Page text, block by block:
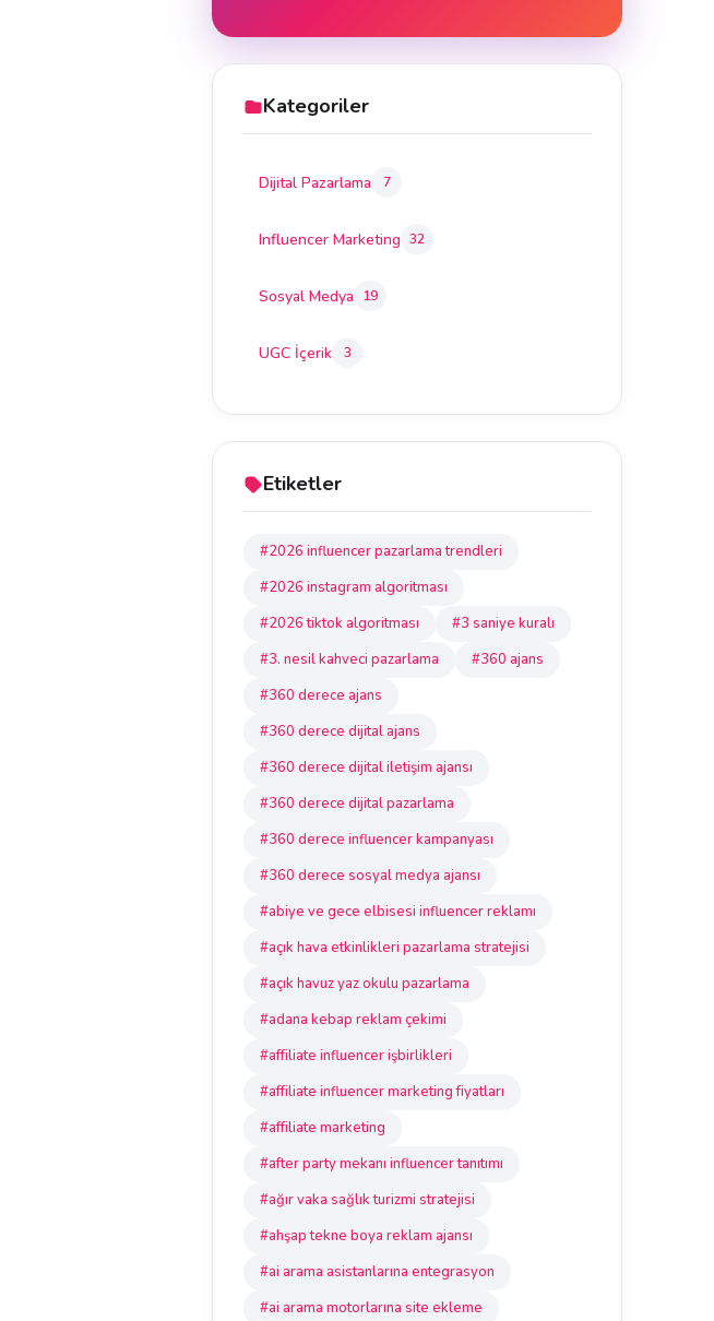
Kategoriler
Dijital Pazarlama 7
Influencer Marketing 32
Sosyal Medya 19
UGC İçerik 3
Etiketler
#2026 influencer pazarlama trendleri
#2026 instagram algoritması
#2026 tiktok algoritması
#3 saniye kuralı
#3. nesil kahveci pazarlama
#360 ajans
#360 derece ajans
#360 derece dijital ajans
#360 derece dijital iletişim ajansı
#360 derece dijital pazarlama
#360 derece influencer kampanyası
#360 derece sosyal medya ajansı
#abiye ve gece elbisesi influencer reklamı
#açık hava etkinlikleri pazarlama stratejisi
#açık havuz yaz okulu pazarlama
#adana kebap reklam çekimi
#affiliate influencer işbirlikleri
#affiliate influencer marketing fiyatları
#affiliate marketing
#after party mekanı influencer tanıtımı
#ağır vaka sağlık turizmi stratejisi
#ahşap tekne boya reklam ajansı
#ai arama asistanlarına entegrasyon
#ai arama motorlarına site ekleme